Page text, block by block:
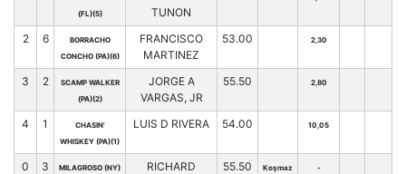
(FL)(5)
TUNON
2 6
BORRACHO
CONCHO (PA)(6)
FRANCISCO
MARTINEZ
53.00 2,30
3 2
SCAMP WALKER
(PA)(2)
JORGE A
VARGAS, JR
55.50 2,80
4 1
CHASIN'
WHISKEY (PA)(1)
LUIS D RIVERA 54.00 10,05
0 3
MILAGROSO (NY)
RICHARD
55.50 Koşmaz -